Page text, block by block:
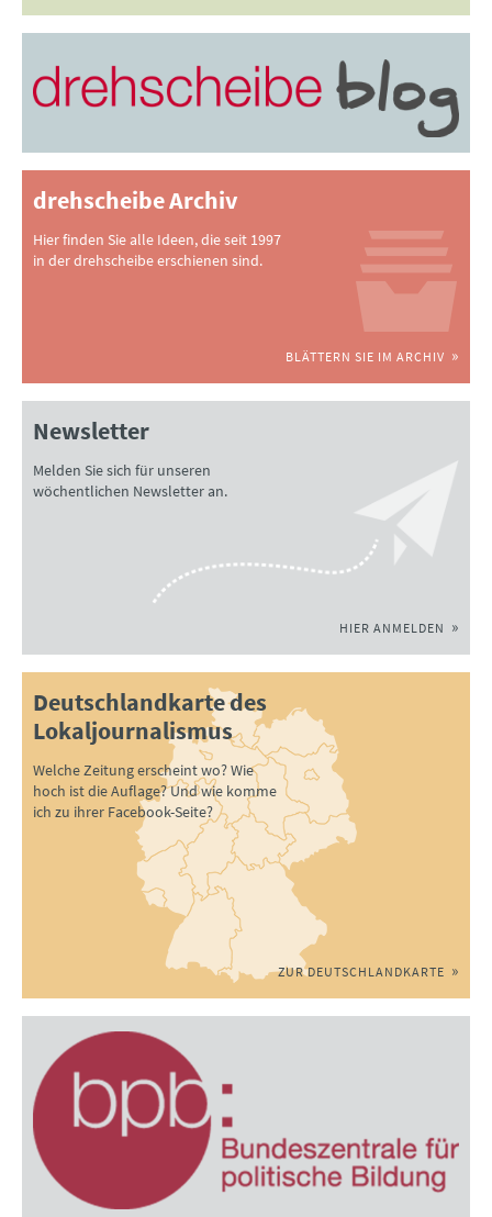
drehscheibe Archiv
Hier finden Sie alle Ideen, die seit 1997
in der drehscheibe erschienen sind.
BLÄTTERN SIE IM ARCHIV
Newsletter
Melden Sie sich für unseren
wöchentlichen Newsletter an.
HIER ANMELDEN
Deutschlandkarte des
Lokaljournalismus
Welche Zeitung erscheint wo? Wie
hoch ist die Auflage? Und wie komme
ich zu ihrer Facebook-Seite?
ZUR DEUTSCHLANDKARTE